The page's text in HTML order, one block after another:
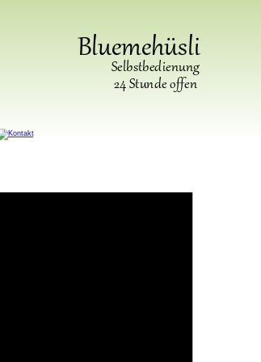
Bluemehüsli
Selbstbedienung
24 Stunde offen